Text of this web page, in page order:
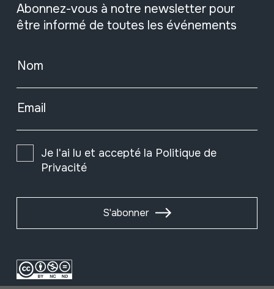
Abonnez-vous à notre newsletter pour
être informé de toutes les événements
Nom
Email
Je l'ai lu et accepté la Politique de
Privacité
S'abonner